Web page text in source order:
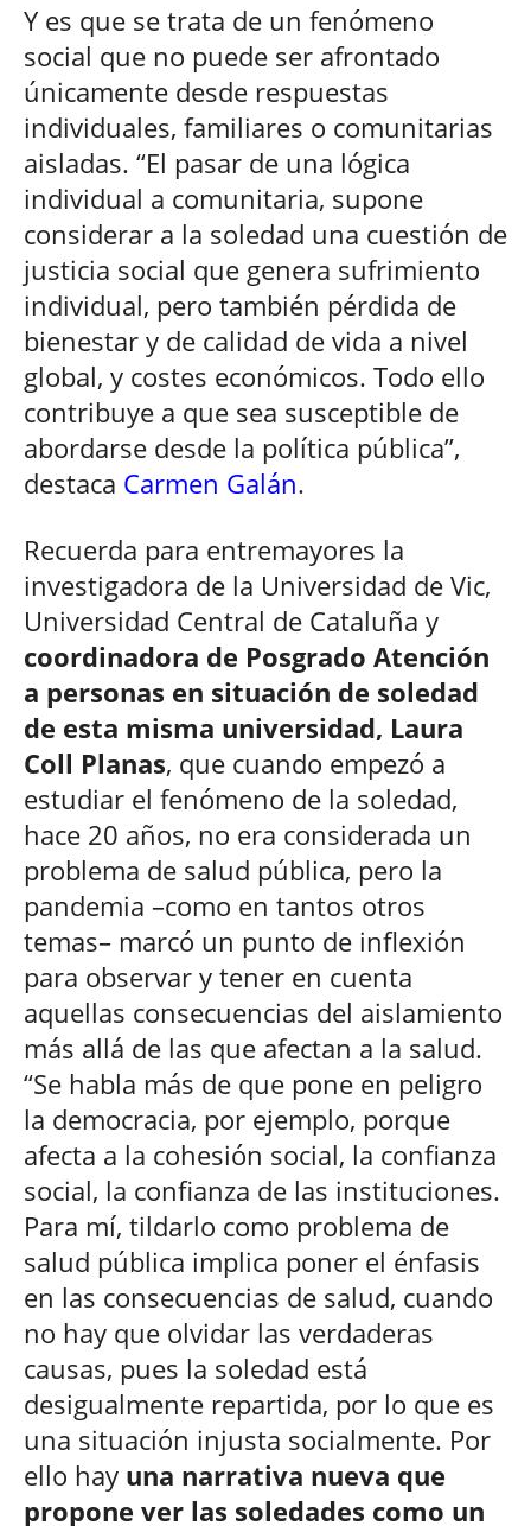
Y es que se trata de un fenómeno
social que no puede ser afrontado
únicamente desde respuestas
individuales, familiares o comunitarias
aisladas. “El pasar de una lógica
individual a comunitaria, supone
considerar a la soledad una cuestión de
justicia social que genera sufrimiento
individual, pero también pérdida de
bienestar y de calidad de vida a nivel
global, y costes económicos. Todo ello
contribuye a que sea susceptible de
abordarse desde la política pública”,
destaca Carmen Galán.
Recuerda para entremayores la
investigadora de la Universidad de Vic,
Universidad Central de Cataluña y
coordinadora de Posgrado Atención
a personas en situación de soledad
de esta misma universidad, Laura
Coll Planas, que cuando empezó a
estudiar el fenómeno de la soledad,
hace 20 años, no era considerada un
problema de salud pública, pero la
pandemia –como en tantos otros
temas– marcó un punto de inflexión
para observar y tener en cuenta
aquellas consecuencias del aislamiento
más allá de las que afectan a la salud.
“Se habla más de que pone en peligro
la democracia, por ejemplo, porque
afecta a la cohesión social, la confianza
social, la confianza de las instituciones.
Para mí, tildarlo como problema de
salud pública implica poner el énfasis
en las consecuencias de salud, cuando
no hay que olvidar las verdaderas
causas, pues la soledad está
desigualmente repartida, por lo que es
una situación injusta socialmente. Por
ello hay una narrativa nueva que
propone ver las soledades como un